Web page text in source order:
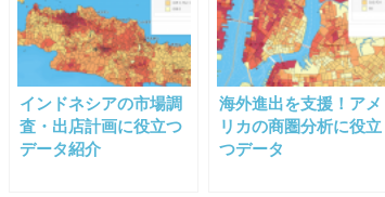
インドネシアの市場調
査・出店計画に役立つ
データ紹介
海外進出を支援！アメ
リカの商圏分析に役立
つデータ